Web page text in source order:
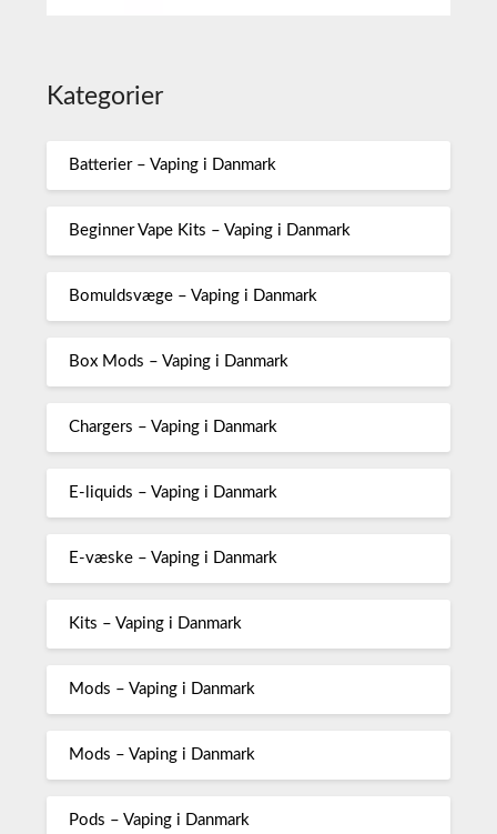
Kategorier
Batterier – Vaping i Danmark
Beginner Vape Kits – Vaping i Danmark
Bomuldsvæge – Vaping i Danmark
Box Mods – Vaping i Danmark
Chargers – Vaping i Danmark
E-liquids – Vaping i Danmark
E-væske – Vaping i Danmark
Kits – Vaping i Danmark
Mods – Vaping i Danmark
Mods – Vaping i Danmark
Pods – Vaping i Danmark